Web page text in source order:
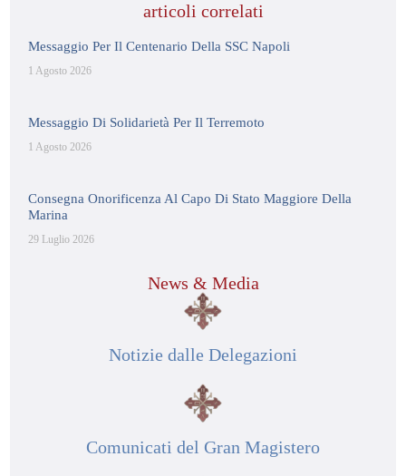
articoli correlati
Messaggio Per Il Centenario Della SSC Napoli
1 Agosto 2026
Messaggio Di Solidarietà Per Il Terremoto
1 Agosto 2026
Consegna Onorificenza Al Capo Di Stato Maggiore Della
Marina
29 Luglio 2026
News & Media
Notizie dalle Delegazioni
Comunicati del Gran Magistero